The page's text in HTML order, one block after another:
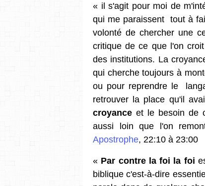
« il s'agit pour moi de
qui me paraissent tout à
volonté de chercher une
critique de ce que l'on
des institutions. La
qui cherche toujours à
ou pour reprendre le
retrouver la place qu'il
croyance et le besoin de
aussi loin que l'on
Apostrophe, 22:10 à 23:00
« Par contre la foi la foi
biblique c'est-à-dire